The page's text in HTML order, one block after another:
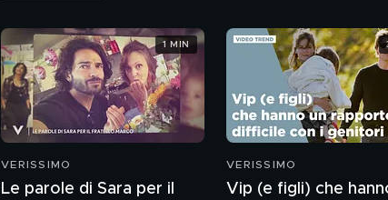
VERISSIMO
Le parole di Sara per il
1 MIN
VERISSIMO
Vip (e figli) che